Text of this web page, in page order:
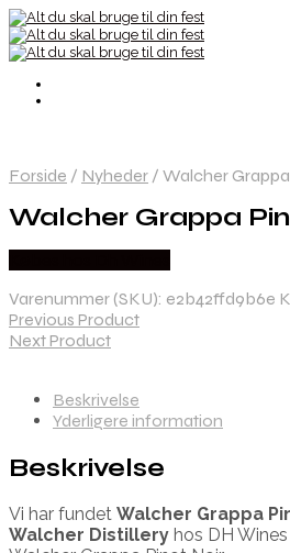
Forside / Nyheder / Walcher
Walcher Grappa
Varenummer (SKU): e2b42ffd9b6e
Previous Product
Next Product
Beskrivelse
Yderligere information
Beskrivelse
Vi har fundet Walcher Grappa
Walcher Distillery hos DH